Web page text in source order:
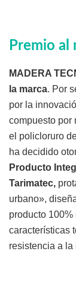
Premio
MADERA
la marca. Por
por la
compuesto por
el policloruro
ha decidido
Producto
Tarimatec,
urbano»,
producto
características
resistencia a la